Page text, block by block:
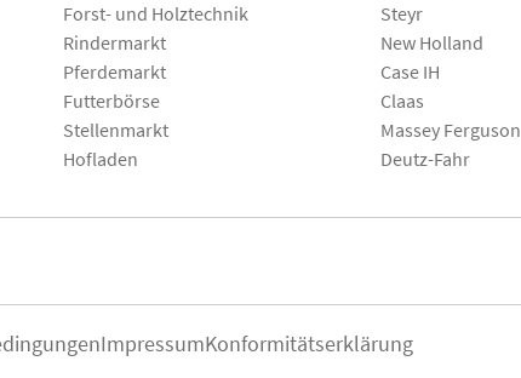
Forst- und Holztechnik
Rindermarkt
Pferdemarkt
Futterbörse
Stellenmarkt
Hofladen
Steyr
New Holland
Case IH
Claas
Massey Ferguson
Deutz-Fahr
ImpressumKonformitätserklärung